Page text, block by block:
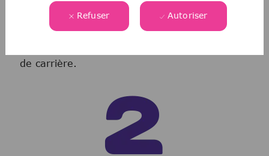
Refuser Autoriser
à vos intérêts et à vos qualifications. Si vous
ne trouvez pas de poste qui vous convient,
de carrière.